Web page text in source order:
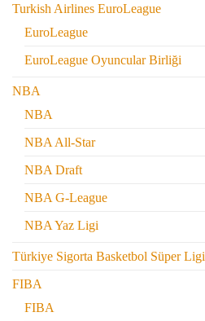
Turkish Airlines EuroLeague
EuroLeague
EuroLeague Oyuncular Birliği
NBA
NBA
NBA All-Star
NBA Draft
NBA G-League
NBA Yaz Ligi
Türkiye Sigorta Basketbol Süper Ligi
FIBA
FIBA